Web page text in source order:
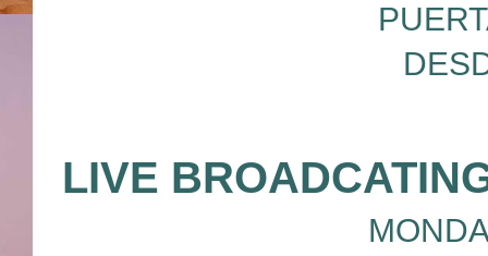
LIVE